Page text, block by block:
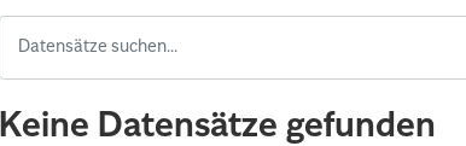
Keine Datensätze gefunden